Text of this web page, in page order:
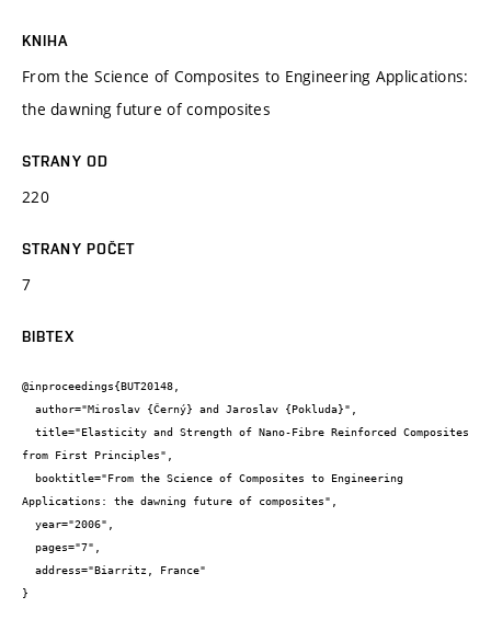
KNIHA
From the Science of Composites to Engineering Applications:
the dawning future of composites
STRANY OD
220
STRANY POČET
7
BIBTEX
@inproceedings{BUT20148,
from First Principles",
Applications: the dawning future of composites",
}